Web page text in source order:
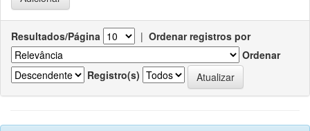
Resultados/Página | Ordenar registros por
Ordenar
Registro(s)